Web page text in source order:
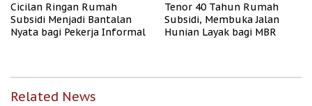
Cicilan Ringan Rumah
Subsidi Menjadi Bantalan
Nyata bagi Pekerja Informal
Tenor 40 Tahun Rumah
Subsidi, Membuka Jalan
Hunian Layak bagi MBR
Related News